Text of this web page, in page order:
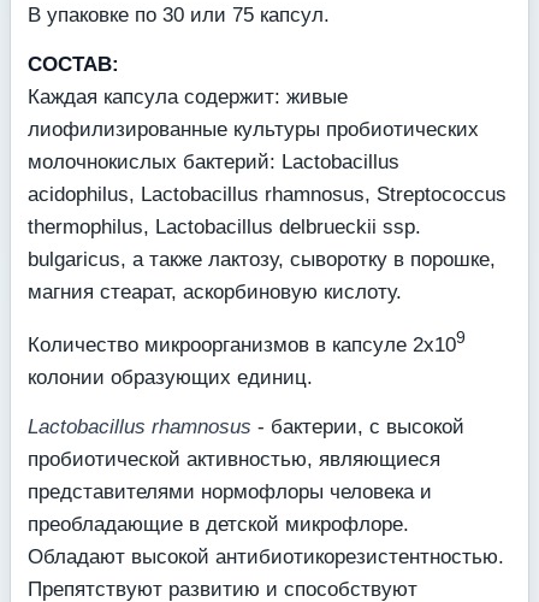
В упаковке по 30 или 75 капсул.
СОСТАВ:
Каждая капсула содержит: живые
лиофилизированные культуры пробиотических
молочнокислых бактерий: Lactobacillus
acidophilus, Lactobacillus rhamnosus, Streptococcus
thermophilus, Lactobacillus delbrueckii ssp.
bulgaricus, а также лактозу, сыворотку в порошке,
магния стеарат, аскорбиновую кислоту.
Количество микроорганизмов в капсуле 2х109
колонии образующих единиц.
Lactobacillus rhamnosus - бактерии, с высокой
пробиотической активностью, являющиеся
представителями нормофлоры человека и
преобладающие в детской микрофлоре.
Обладают высокой антибиотикорезистентностью.
Препятствуют развитию и способствуют